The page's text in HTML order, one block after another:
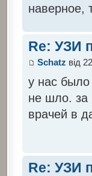
наверное,
Re: УЗИ
Schatz від
у нас было
не шло. за
врачей в
Re: УЗИ